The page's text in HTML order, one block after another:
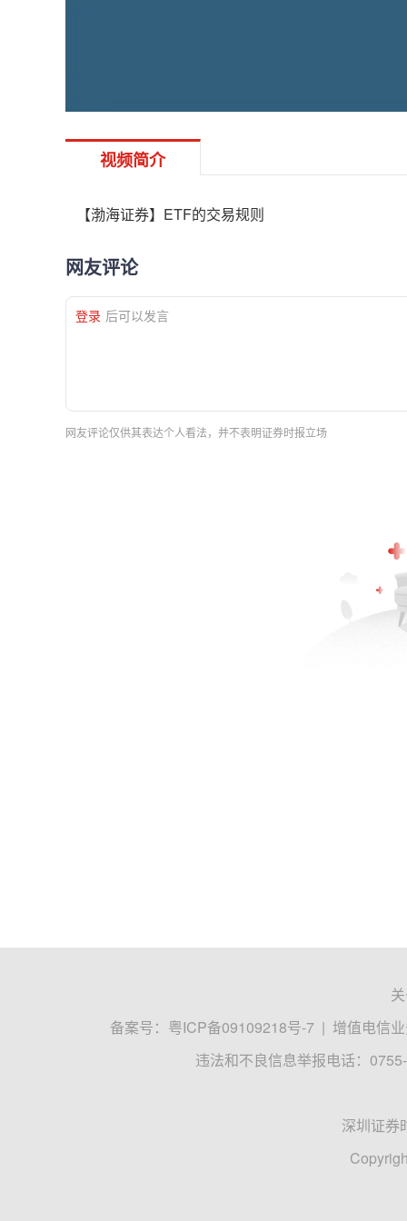
视频简介
【渤海证券】ETF的交易规则
网友评论
登录 后可以发言
网友评论仅供其表达个人看法，并不表明证券时报立场
备案号： 粤ICP备09109218号-7 | 增值电信
违法和不良信息举报电话：
深圳证券